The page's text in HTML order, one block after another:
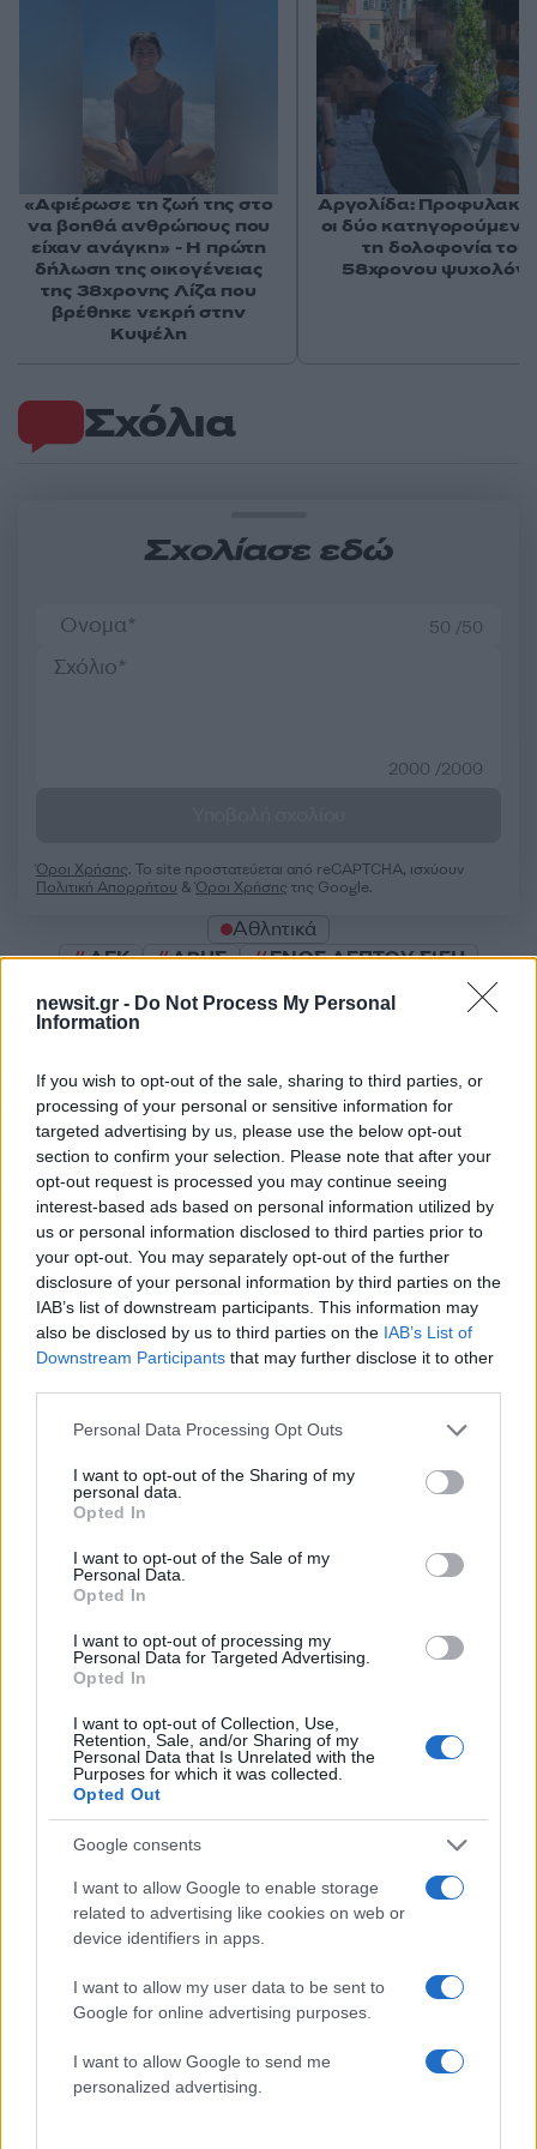
newsit.gr - Do Not Process My Personal
Information
If you wish to opt-out of the sale, sharing to third parties, or
processing of your personal or sensitive information for
targeted advertising by us, please use the below opt-out
section to confirm your selection. Please note that after your
opt-out request is processed you may continue seeing
interest-based ads based on personal information utilized by
us or personal information disclosed to third parties prior to
your opt-out. You may separately opt-out of the further
disclosure of your personal information by third parties on the
IAB’s list of downstream participants. This information may
also be disclosed by us to third parties on the IAB’s List of
Downstream Participants that may further disclose it to other
Please note that this website/app uses one or more Google
not limited to your visit or usage behaviour. You may click to
grant or deny consent to Google and its third-party tags to
use your data for below specified purposes in below Google
consent section.
Personal Data Processing Opt Outs
I want to opt-out of the Sharing of my
personal data.
Opted In
I want to opt-out of the Sale of my
Personal Data.
Opted In
I want to opt-out of processing my
Personal Data for Targeted Advertising.
Opted In
I want to opt-out of Collection, Use,
Retention, Sale, and/or Sharing of my
Personal Data that Is Unrelated with the
Purposes for which it was collected.
Opted Out
Google consents
I want to allow Google to enable storage
related to advertising like cookies on web or
device identifiers in apps.
I want to allow my user data to be sent to
Google for online advertising purposes.
I want to allow Google to send me
personalized advertising.
Σχόλια
Σχολίασε εδώ
50 /50
2000 /2000
Όροι Χρήσης. Το site προστατεύεται από reCAPTCHA, ισχύουν
Πολιτική Απορρήτου &Όροι Χρήσης της Google.
Αθλητικά
ΑΕΚ
ΑΡΗΣ
ΕΝΟΣ ΛΕΠΤΟΥ ΣΙΓΗ
ΜΑΡΙΝΕΛΛΑ
Share:
Ακολουθήστε το Νewsit.gr στο Google News
και
ενημερωθείτε πρώτοι για όλη την ειδησεογραφία και τα
τελευταία νέατης ημέρας
«Αφιέρωσε τη ζωή της στο
να βοηθά ανθρώπους που
είχαν ανάγκη» - Η πρώτη
δήλωση της οικογένειας
της 38χρονης Λίζα που
βρέθηκε νεκρή στην
Κυψέλη
Αργολίδα:
οι δύο
τη δολοφονία του
58χρονου
Πιο δημοφιλή
1 Έφυγαν οι συνεργάτες, μένει η Μαρία
Καρυστιανού - Η επόμενη μέρα για την
«Ελπίδα για τη Δημοκρατία»
Σαμοθράκη: «Μαμά νόμιζες ότι δε θα σε
που έπεσε σε κανάλι με καυτό νερό
Βαλεντίνη Παπαδάκη για Κώστα Σόμμερ:
«Ανησυχώ μήπως ξεχνάει πόσο πολύ τον
χρειαζόμαστε»
Η βαθμολογία της UEFA μετά την ισοπαλία
του Παναθηναϊκού με την ΤΣΣΚΑ 1948
Συγκίνηση στο τελευταίο αντίο στον Λάκη
Χαλκιά: Με την «Φάμπρικα», λαούτο και
κλαρίνα αποχαιρέτησαν την εμβληματική
Πιο σχολιασμένα
Μητσοτάκης στην υπογραφή συμφωνίας
Κύπρου: «Ισχυρή ψήφος εμπιστοσύνης» η
είσοδος της Meridiam στην GSI
Canadair 515: Οι πρώτες εικόνες από την
επιχειρεί και τη νύχτα στα μέτωπα της
φωτιάς
Αυγερινός, Μουτσάτσου και ακόμη 20
πρώην στελέχη κατά Καρυστιανού: «Δεν
αποχωρήσαμε για καρέκλες», αιχμές για